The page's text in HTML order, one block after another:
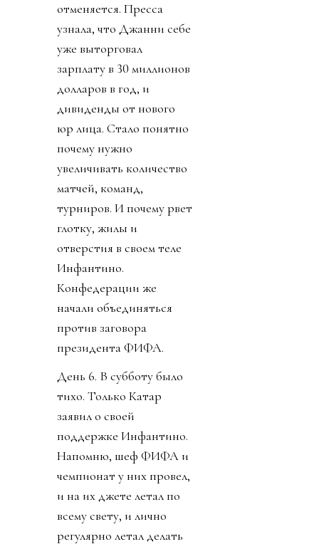
отменяется. Пресса
узнала, что Джанни себе
уже выторговал
зарплату в 30 миллионов
долларов в год, и
дивиденды от нового
юр лица. Стало понятно
почему нужно
увеличивать количество
матчей, команд,
турниров. И почему рвет
глотку, жилы и
отверстия в своем теле
Инфантино.
Конфедерации же
начали объединяться
против заговора
президента ФИФА.
День 6. В субботу было
тихо. Только Катар
заявил о своей
поддержке Инфантино.
Напомню, шеф ФИФА и
чемпионат у них провел,
и на их джете летал по
всему свету, и лично
регулярно летал делать